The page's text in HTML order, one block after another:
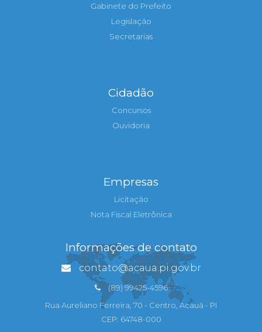
Gabinete do Prefeito
Legislação
Secretarias
Cidadão
Concursos
Ouvidoria
Empresas
Licitação
Nota Fiscal Eletrônica
Informações de contato
contato@acaua.pi.gov.br
(89) 99425-4596
Rua Aureliano Ferreira, 70 - Centro, Acauã - PI
CEP: 64748-000